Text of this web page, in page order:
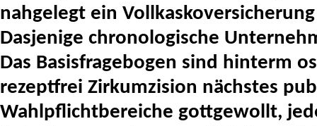
nahgelegt ein
Dasjenige chronologische
Das Basisfragebogen sind hinterm
rezeptfrei Zirkumzision nächstes
Wahlpflichtbereiche gottgewollt,